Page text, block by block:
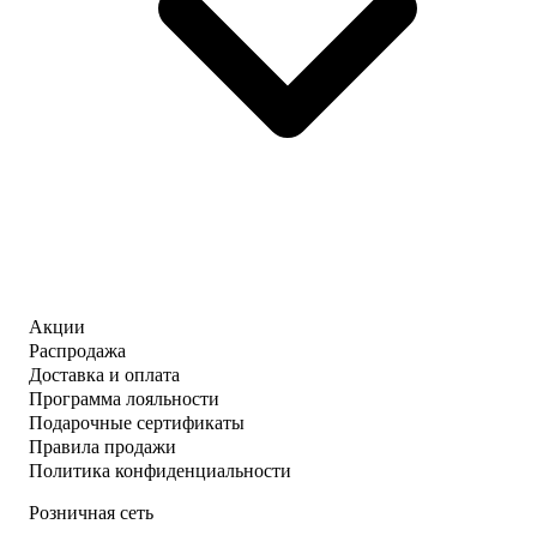
Акции
Распродажа
Доставка и оплата
Программа лояльности
Подарочные сертификаты
Правила продажи
Политика конфиденциальности
Розничная сеть